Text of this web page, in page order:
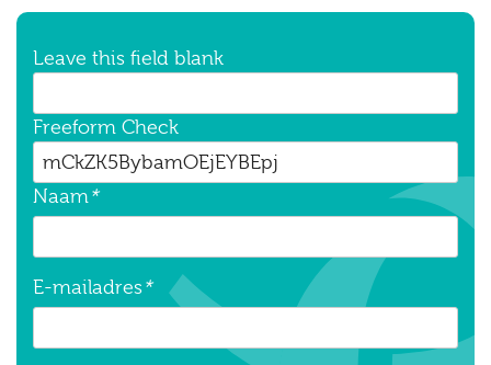
Leave this field blank
Freeform Check
Naam *
E-mailadres*